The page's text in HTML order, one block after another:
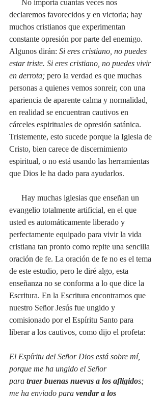
declaremos favorecidos y en victoria; hay
muchos cristianos que experimentan
constante opresión por parte del enemigo.
Algunos dirán: Si eres cristiano, no puedes
estar triste. Si eres cristiano, no puedes vivir
en derrota; pero la verdad es que muchas
personas a quienes vemos sonreir, con una
apariencia de aparente calma y normalidad,
en realidad se encuentran cautivos en
cárceles espirituales de opresión satánica.
Tristemente, esto sucede porque la Iglesia de
Cristo, bien carece de discernimiento
espiritual, o no está usando las herramientas
que Dios le ha dado para ayudarlos.
evangelio totalmente artificial, en el que
usted es automáticamente liberado y
perfectamente equipado para vivir la vida
cristiana tan pronto como repite una sencilla
oración de fe. La oración de fe no es el tema
de este estudio, pero le diré algo, esta
enseñanza no se conforma a lo que dice la
Escritura. En la Escritura encontramos que
nuestro Señor Jesús fue ungido y
comisionado por el Espíritu Santo para
liberar a los cautivos, como dijo el profeta:
El Espíritu del Señor Dios está sobre mí,
porque me ha ungido el Señor
para traer buenas nuevas a los afligidos;
me ha enviado para vendar a los